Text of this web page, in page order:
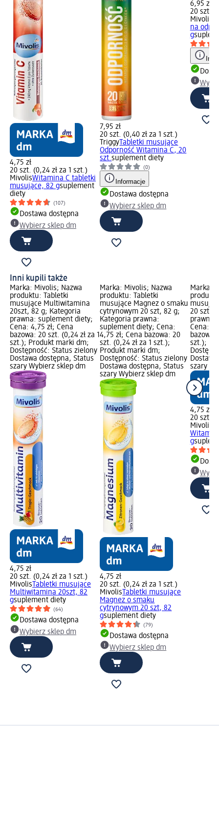
4,75 zł
20 szt. (0,24 zł za 1 szt.)
MivolisWitamina C tabletki
musujące, 82 gsuplement
diety
(107)
Dostawa dostępna
Wybierz sklep dm
7,95 zł
20 szt. (0,40 zł za 1 szt.)
TriggyTabletki musujące
Odporność Witamina C, 20
szt.suplement diety
(0)
Informacje
Dostawa dostępna
Wybierz sklep dm
6,95 zł
20 szt.
Mivolis
na
g
Inni kupili także
Marka: Mivolis; Nazwa
produktu: Tabletki
musujące Multiwitamina
20szt, 82 g; Kategoria
prawna: suplement diety;
Cena: 4,75 zł; Cena
bazowa: 20 szt. (0,24 zł za 1
szt.); Produkt marki dm;
Dostępność: Status zielony
Dostawa dostępna, Status
szary Wybierz sklep dm
4,75 zł
20 szt. (0,24 zł za 1 szt.)
Mivolis Tabletki musujące
Multiwitamina 20szt, 82
gsuplement diety
(64)
Dostawa dostępna
Wybierz sklep dm
Marka: Mivolis; Nazwa
produktu: Tabletki
musujące Magnez o smaku
cytrynowym 20 szt, 82 g;
Kategoria prawna:
suplement diety; Cena:
4,75 zł; Cena bazowa: 20
szt. (0,24 zł za 1 szt.);
Produkt marki dm;
Dostępność: Status zielony
Dostawa dostępna, Status
szary Wybierz sklep dm
4,75 zł
20 szt. (0,24 zł za 1 szt.)
Mivolis Tabletki musujące
Magnez o smaku
cytrynowym 20 szt, 82
gsuplement diety
(79)
Dostawa dostępna
Wybierz sklep dm
Marka:
20 szt,
prawna:
Cena:
bazowa:
szt.);
szary
4,75 zł
20 szt.
Mivolis
g